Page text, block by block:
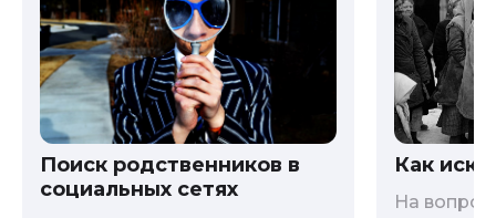
Поиск родственников в
социальных сетях
Как
На вопрос